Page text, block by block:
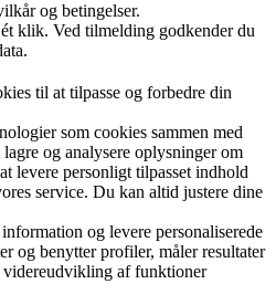
og betingelser.
klik. Ved tilmelding godkender du
til at tilpasse og forbedre din
som cookies sammen med
og analysere oplysninger om
levere personligt tilpasset indhold
service. Du kan altid justere dine
og levere personaliserede
og benytter profiler, måler resultater
af funktioner